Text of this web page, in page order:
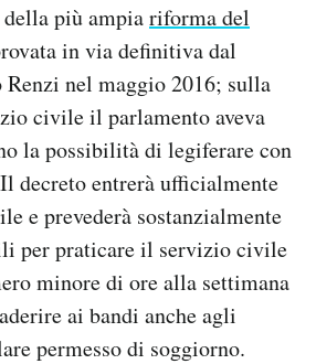
più ampiariforma del
in via definitiva dal
nel maggio 2016; sulla
civile il parlamento aveva
la possibilità di legiferare con
decreto entrerà ufficialmente
e prevederà sostanzialmente
per praticare il servizio civile
minore di ore alla settimana
ai bandi anche agli
permesso di soggiorno.